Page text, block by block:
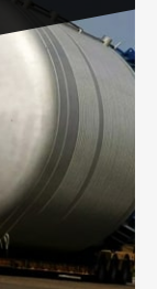
на
вам
и